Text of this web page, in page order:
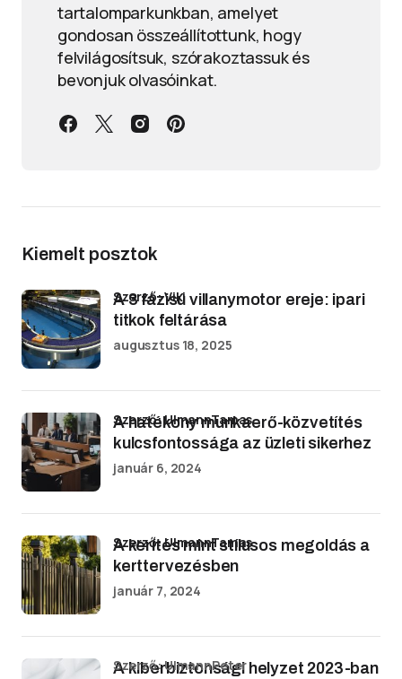
tartalomparkunkban, amelyet
gondosan összeállítottunk, hogy
felvilágosítsuk, szórakoztassuk és
bevonjuk olvasóinkat.
Kiemelt posztok
A 3 fázisú villanymotor ereje: ipari
titkok feltárása
Szerző: Viki
augusztus 18, 2025
A hatékony munkaerő-közvetítés
kulcsfontossága az üzleti sikerhez
Szerző: UlmannTamas
január 6, 2024
A kerítés mint stílusos megoldás a
kerttervezésben
Szerző: UlmannTamas
január 7, 2024
A kiberbiztonsági helyzet 2023-ban
Szerző: UlmannPeter